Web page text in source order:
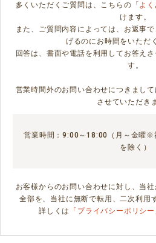
多くいただくご質問は、こちらの 「よ
けます。
また、ご質問内容によっては、お返事
げるのにお時間をいただ
回答は、書面や電話を利用してお答え
す。
営業時間外のお問い合わせにつきまし
させていただき
営業時間：9:00～18:00（月～金曜※
を除く）
お客様からのお問い合わせに対し、当
全部を、当社に無断で転用、二次利用
詳しくは
「プライバシーポリシー